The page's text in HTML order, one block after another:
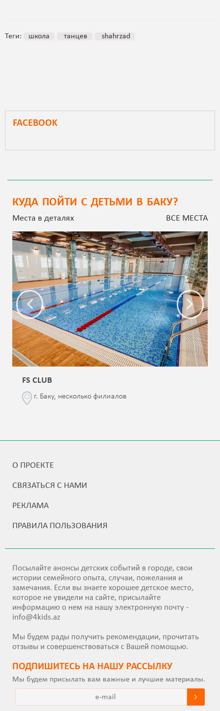
Теги: школа танцев shahrzad
FACEBOOK
КУДА ПОЙТИ С ДЕТЬМИ В БАКУ?
Места в деталях ВСЕ МЕСТА
FS CLUB
г. Баку, несколько филиалов
О ПРОЕКТЕ
СВЯЗАТЬСЯ С НАМИ
РЕКЛАМА
ПРАВИЛА ПОЛЬЗОВАНИЯ
Посылайте анонсы детских событий в городе, свои
истории семейного опыта, случаи, пожелания и
замечания. Если вы знаете хорошее детское место,
которое не увидели на сайте, присылайте
информацию о нем на нашу электронную почту -
info@4kids.az
Мы будем рады получить рекомендации, прочитать
отзывы и совершенствоваться с Вашей помощью.
ПОДПИШИТEСЬ НА НАШУ РАССЫЛКУ
Мы будем присылать вам важные и лучшие материалы.